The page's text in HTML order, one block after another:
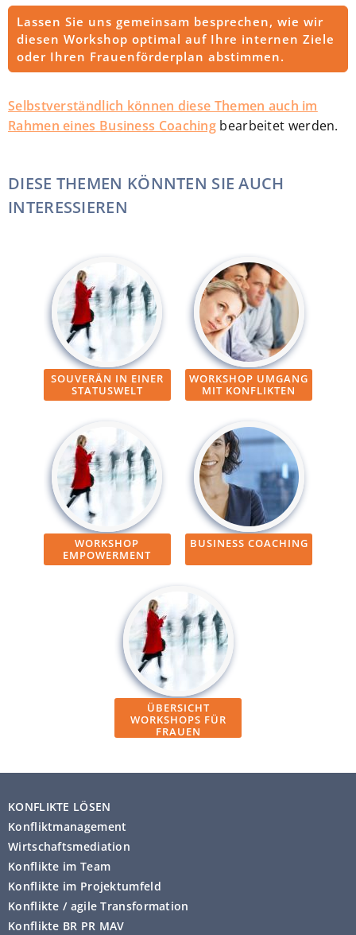
Lassen Sie uns gemeinsam besprechen, wie wir
diesen Workshop optimal auf Ihre internen Ziele
oder Ihren Frauenförderplan abstimmen.
Selbstverständlich können diese Themen auch im
Rahmen eines Business Coaching bearbeitet werden.
DIESE THEMEN KÖNNTEN SIE AUCH
INTERESSIEREN
SOUVERÄN IN EINER
STATUSWELT
WORKSHOP UMGANG
MIT KONFLIKTEN
WORKSHOP
EMPOWERMENT
BUSINESS COACHING
ÜBERSICHT
WORKSHOPS FÜR
FRAUEN
KONFLIKTE LÖSEN
Konfliktmanagement
Wirtschaftsmediation
Konflikte im Team
Konflikte im Projektumfeld
Konflikte / agile Transformation
Konflikte BR PR MAV